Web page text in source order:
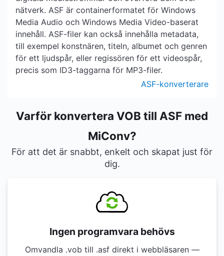
nätverk. ASF är containerformatet för Windows
Media Audio och Windows Media Video-baserat
innehåll. ASF-filer kan också innehålla metadata,
till exempel konstnären, titeln, albumet och genren
för ett ljudspår, eller regissören för ett videospår,
precis som ID3-taggarna för MP3-filer.
ASF-konverterare
Varför konvertera VOB till ASF med
MiConv?
För att det är snabbt, enkelt och skapat just för
dig.
Ingen programvara behövs
Omvandla .vob till .asf direkt i webbläsaren —